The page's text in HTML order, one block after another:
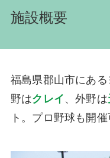
施設概要
福島県郡山市にあ
野はクレイ 、外野は
ト。プロ野球も開